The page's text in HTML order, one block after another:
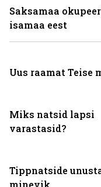
Miks natsid lapsi
varastasid?
Tippnatside
minevik
Saksamaa
isamaa eest
Uus raamat Teise